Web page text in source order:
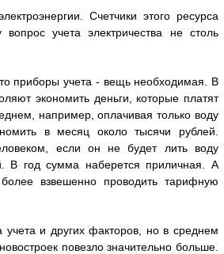
Счетчики этого ресурса
учета электричества не столь
приборы учета - вещь необходимая. В
экономить деньги, которые платят
например, оплачивая только воду
в месяц около тысячи рублей.
если он не будет лить воду
В год сумма наберется приличная. А
более взвешенно проводить тарифную
учета и других факторов, но в среднем
повезло значительно больше.